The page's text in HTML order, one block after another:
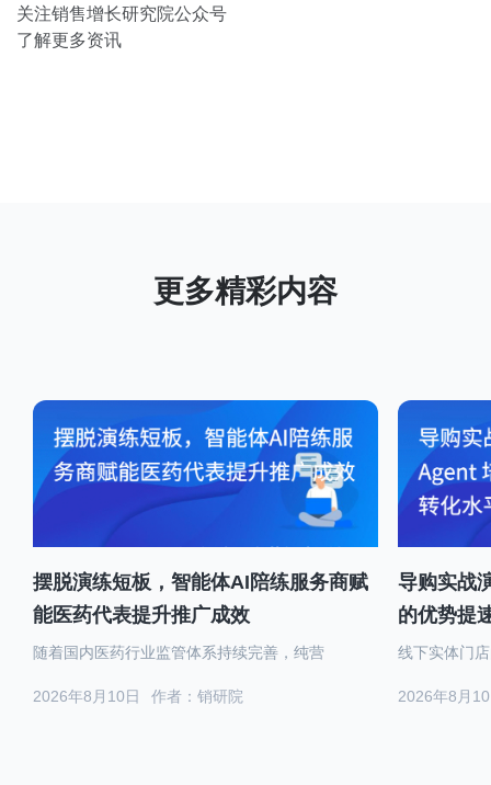
关注销售增长研究院公众号
了解更多资讯
摆脱演练短板，智能体AI陪练服务商赋
能医药代表提升推广成效
作者：销研院
2026年8月10日
随着国内医药行业监管体系持续完善，纯营
导购实战
的优势提
2026年8月
线下实体门